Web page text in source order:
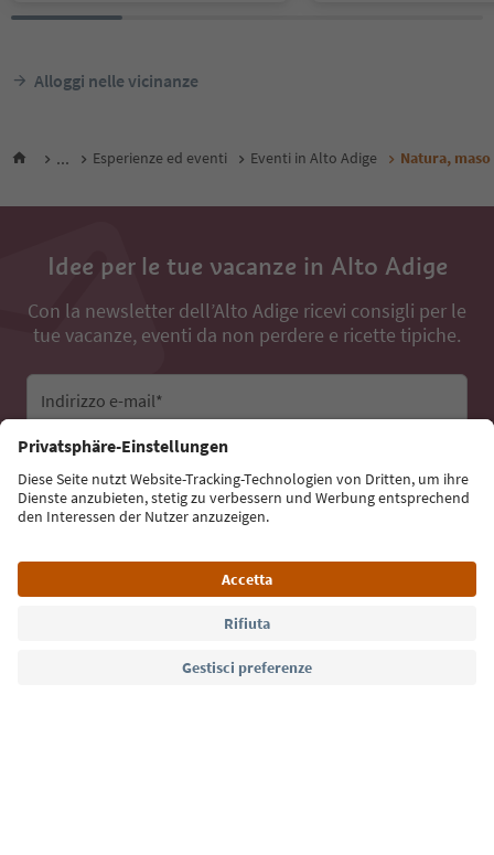
Alloggi nelle vicinanze
... Esperienze ed eventi Eventi in Alto Adige Natura,
Idee per le tue vacanze in Alto Adige
Con la newsletter dell’Alto Adige ricevi consigli per le
tue vacanze, eventi da non perdere e ricette tipiche.
Indirizzo e-mail*
Iscriviti alla newsletter